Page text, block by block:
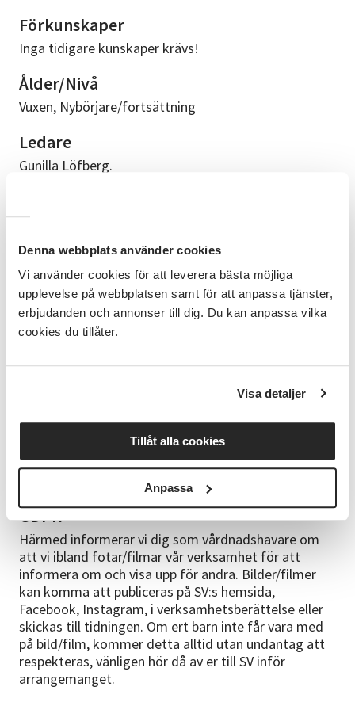
Denna webbplats använder cookies
Vi använder cookies för att leverera bästa möjliga
upplevelse på webbplatsen samt för att anpassa tjänster,
erbjudanden och annonser till dig. Du kan anpassa vilka
cookies du tillåter.
Visa detaljer
Tillåt alla cookies
Anpassa
Förkunskaper
Inga tidigare kunskaper krävs!
Ålder/Nivå
Vuxen, Nybörjare/fortsättning
Ledare
Gunilla Löfberg.
Bra att veta
Bekväma kläder du kan röra dig i, barfota alternativt
gympaskor. Fri parkering finns i anslutning till
lokalen.
kursen med definitivt startdatum cirka en vecka
skickas kallelsen på mejl, annars kommer den med
vanlig post. För fullständiga anmälningsvillkor
hänvisas till www.sv.se. Du får en kallelse till kursen
cirka en vecka innan kursstarten.
GDPR
Härmed informerar vi dig som vårdnadshavare om
att vi ibland fotar/filmar vår verksamhet för att
informera om och visa upp för andra. Bilder/filmer
kan komma att publiceras på SV:s hemsida,
Facebook, Instagram, i verksamhetsberättelse eller
skickas till tidningen. Om ert barn inte får vara med
på bild/film, kommer detta alltid utan undantag att
respekteras, vänligen hör då av er till SV inför
arrangemanget.